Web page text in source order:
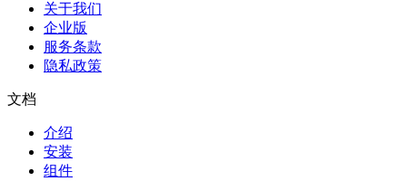
关于我们
企业版
服务条款
隐私政策
文档
介绍
安装
组件